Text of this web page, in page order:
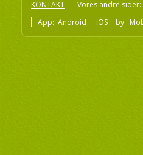
KONTAKT Vores andre sider:
App: Android iOS by